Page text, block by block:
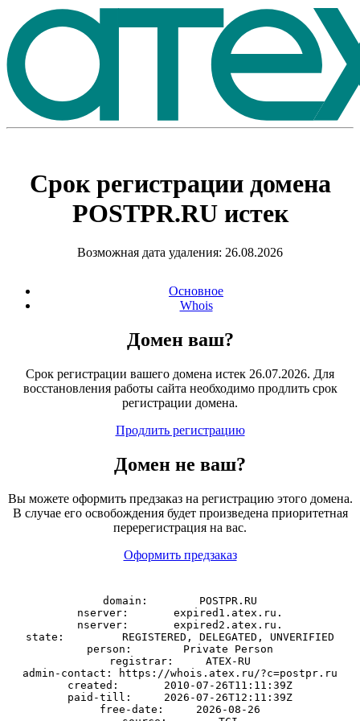
Срок регистрации домена
POSTPR.RUистек
Возможная дата удаления: 26.08.2026
Основное
Whois
Домен ваш?
Срок регистрации вашего домена истек 26.07.2026. Для
восстановления работы сайта необходимо продлить срок
регистрации домена.
Продлить регистрацию
Домен не ваш?
Вы можете оформить предзаказ на регистрацию этого домена.
В случае его освобождения будет произведена приоритетная
перерегистрация на вас.
Оформить предзаказ
domain:        POSTPR.RU
nserver:       expired1.atex.ru.
nserver:       expired2.atex.ru.
state:         REGISTERED, DELEGATED, UNVERIFIED
person:        Private Person
registrar:     ATEX-RU
admin-contact: https://whois.atex.ru/?c=postpr.ru
created:       2010-07-26T11:11:39Z
paid-till:     2026-07-26T12:11:39Z
free-date:     2026-08-26